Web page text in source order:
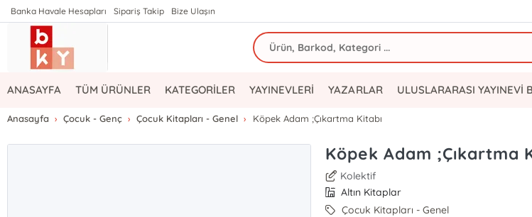
Banka Havale Hesapları Sipariş Takip Bize Ulaşın
ANASAYFA TÜM ÜRÜNLER KATEGORİLER YAYINEVLERİ YAZARLAR ULUSLARARASI YAYINEVİ
Anasayfa Çocuk - Genç Çocuk Kitapları - Genel Köpek Adam ;Çıkartma Kitabı
Köpek Adam ;Çıkartma
Kolektif
Altın Kitaplar
Çocuk Kitapları - Genel